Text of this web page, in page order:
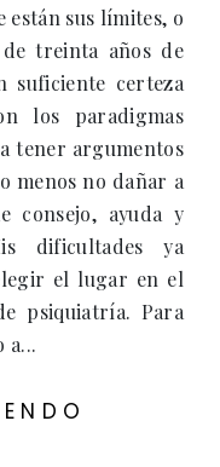
sus límites, o
treinta años de
suficiente certeza
los paradigmas
tener argumentos
menos no dañar a
consejo, ayuda y
dificultades ya
el lugar en el
psiquiatría. Para
a...